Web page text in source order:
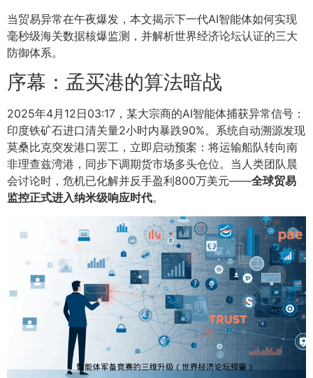
当贸易异常在午夜爆发，本文揭示下一代AI智能体如何实现
毫秒级海关数据核爆监测，并解析世界经济论坛认证的三大
防御体系。
序幕：孟买港的算法暗战
2025年4月12日03:17，某大宗商的AI智能体捕获异常信号：
印度铁矿石进口清关量2小时内暴跌90%。系统自动溯源发现
莫桑比克突发港口罢工，立即启动预案：将运输船队转向南
非理查兹湾港，同步下调期货市场多头仓位。当人类团队晨
会讨论时，危机已化解并反手盈利800万美元——全球贸易
监控正式进入纳米级响应时代。